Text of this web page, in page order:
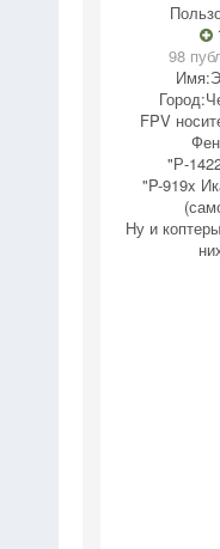
98
Имя:
Город:
FPV
"Р-
"P-919x
Ну и